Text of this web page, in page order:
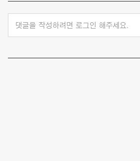
댓글을 작성하려면 로그인 해주세요.